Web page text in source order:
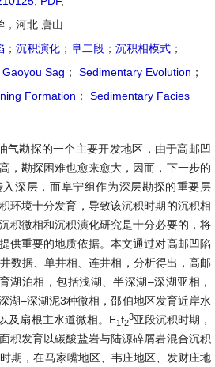
，河北 唐山
； 沉积演化 ； 阜二段 ； 沉积相模式 ；
Gaoyou Sag ； Sedimentary Evolution ；
Formation ；
Sedimentary Facies
气勘探的一个主要开发地区，由于高邮凹
，勘探困难也愈来愈大，因而，下一步的
深层，而阜宁组作为深层勘探的重要层
环境十分发育，导致该沉积时期的沉积相
积微相和沉积演化研究是十分必要的，将
供重要的地质依据。本文通过对高邮凹陷
数据、单井相、连井相，分析得出，高邮
湖泊相，包括浅湖、半深湖–深湖亚相，
湖–深湖泥3种微相，邵伯地区发育近岸水
及扇根主水道微相。E1f2
3亚段沉积时期，
积发育以碳酸盐岩与陆源碎屑岩混合沉积
期，在马家嘴地区、韦庄地区、发财庄地